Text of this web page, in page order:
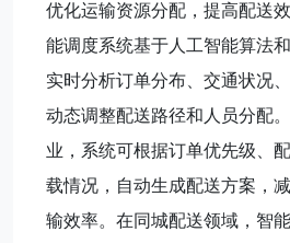
优化运输资源分配，提高配送
能调度系统基于人工智能算法
实时分析订单分布、交通状况
动态调整配送路径和人员分配
业，系统可根据订单优先级、
载情况，自动生成配送方案，
输效率。在同城配送领域，智